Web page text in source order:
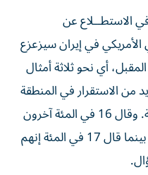
في الاستطــلاع عن
الأمريكي في إيران سيزعزع
أي نحو ثلاثة أمثال
من الاستقرار في المنطقة
والذين بلغت نسبتهم 17 في المئة. وقال 16 في المئة آخرون
إن الأوضاع ستظل كما هي تقريباً، بينما قال 17 في المئة إنهم